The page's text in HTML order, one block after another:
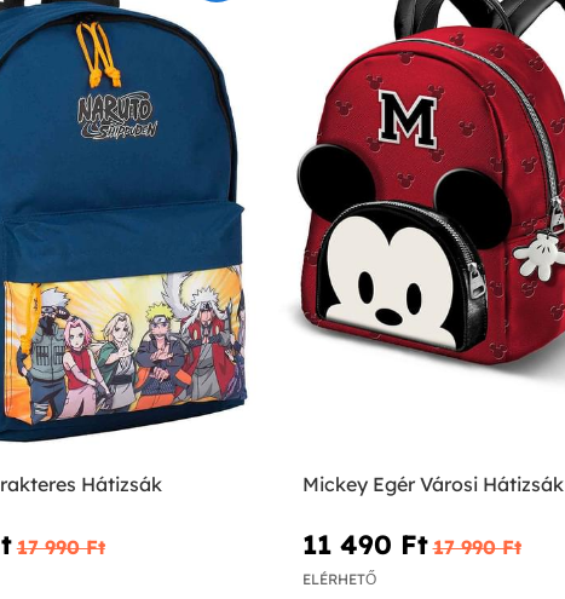
Hátizsák
17 990 Ft‎
Mickey Egér Városi Hátizsák
11 490 Ft‎ 17 990 Ft‎
ELÉRHETŐ